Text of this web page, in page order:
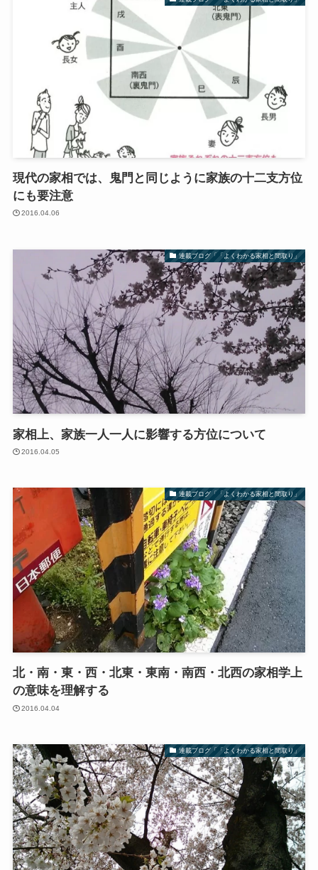
現代の家相では、鬼門と同じように家族の十二支方位
にも要注意
2016.04.06
連載ブログ「「よくわかる家相と間取り」
家相上、家族一人一人に影響する方位について
2016.04.05
連載ブログ「「よくわかる家相と間取り」
北・南・東・西・北東・東南・南西・北西の家相学上
の意味を理解する
2016.04.04
連載ブログ「「よくわかる家相と間取り」